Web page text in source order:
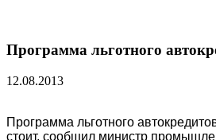
Программа льготного
12.08.2013
Программа льготного
стоит, сообщил министр